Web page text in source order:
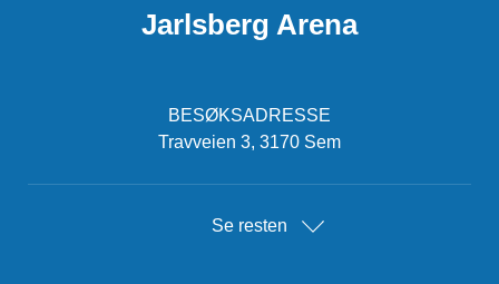
Jarlsberg Arena
BESØKSADRESSE
Travveien 3, 3170 Sem
Se resten